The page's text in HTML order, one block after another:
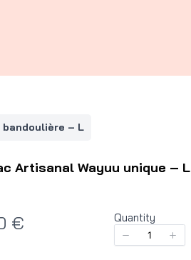
bandoulière – L
Artisanal Wayuu unique – L
€ Quantity